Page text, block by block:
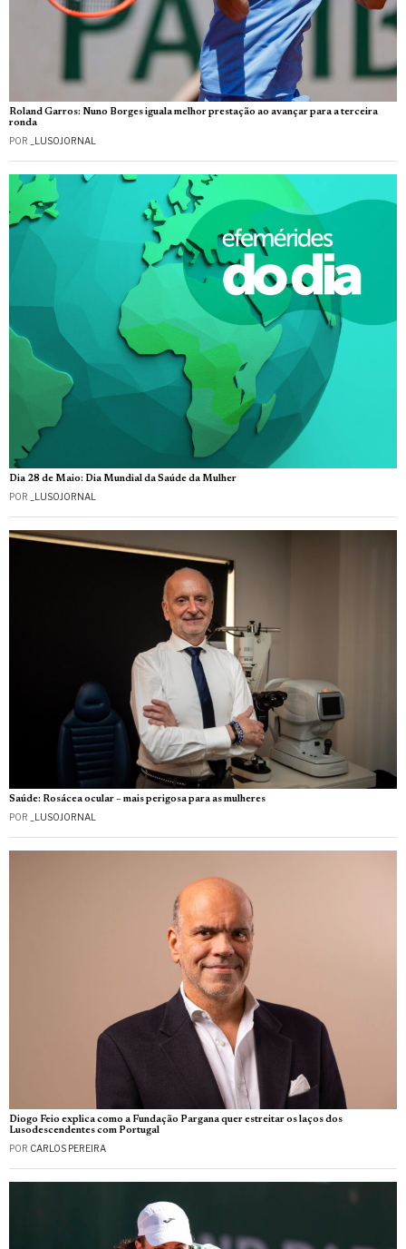
Roland Garros: Nuno Borges iguala melhor prestação ao avançar para a terceira
ronda
POR _LUSOJORNAL
Dia 28 de Maio: Dia Mundial da Saúde da Mulher
POR _LUSOJORNAL
Saúde: Rosácea ocular – mais perigosa para as mulheres
POR _LUSOJORNAL
Diogo Feio explica como a Fundação Pargana quer estreitar os laços dos
Lusodescendentes com Portugal
POR CARLOS PEREIRA